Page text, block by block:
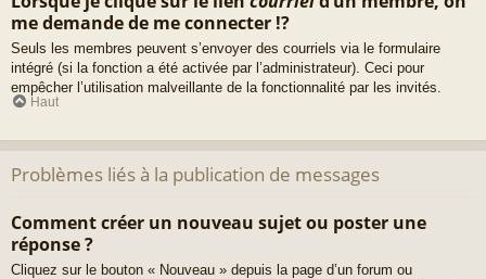
me demande de me connecter !?
Seuls les membres peuvent s’envoyer des courriels via le formulaire
intégré (si la fonction a été activée par l’administrateur). Ceci pour
empêcher l’utilisation malveillante de la fonctionnalité par les invités.
Haut
Problèmes liés à la publication de messages
Comment créer un nouveau sujet ou poster une
réponse ?
Cliquez sur le bouton « Nouveau » depuis la page d’un forum ou